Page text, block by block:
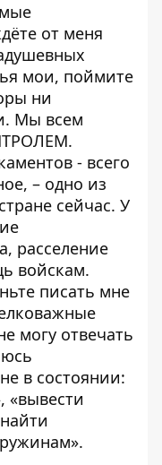
от меня
мои, поймите
ни
Мы всем
- всего
– одно из
сейчас. У
расселение
войскам.
писать мне
могу отвечать
в состоянии:
«вывести